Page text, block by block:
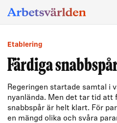
Etablering
Färdiga
Regeringen startade samtal i
nyanlända. Men det tar tid att
snabbspår är helt klart. För
en mängd olika och svåra